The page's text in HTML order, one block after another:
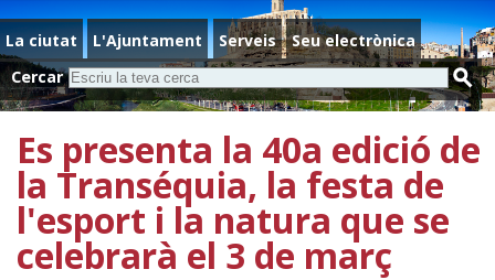
La ciutat L'Ajuntament Serveis
Seu electrònica
Cercar
Es presenta la 40a edició de
la Transéquia, la festa de
l'esport i la natura que se
celebrarà el 3 de març